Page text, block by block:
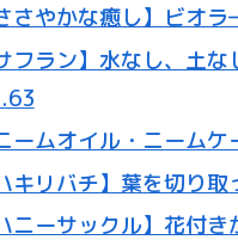
さやかな癒し】ビオ
フラン】水なし、土
ームオイル・ニーム
キリバチ】葉を切り
ニーサックル】花付